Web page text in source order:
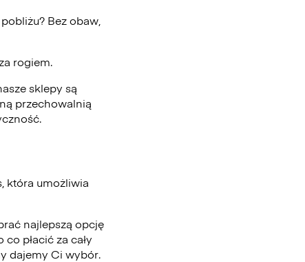
Bez obaw,
rogiem.
sklepy są
przechowalnią
która umożliwia
najlepszą opcję
płacić za cały
dajemy Ci wybór.